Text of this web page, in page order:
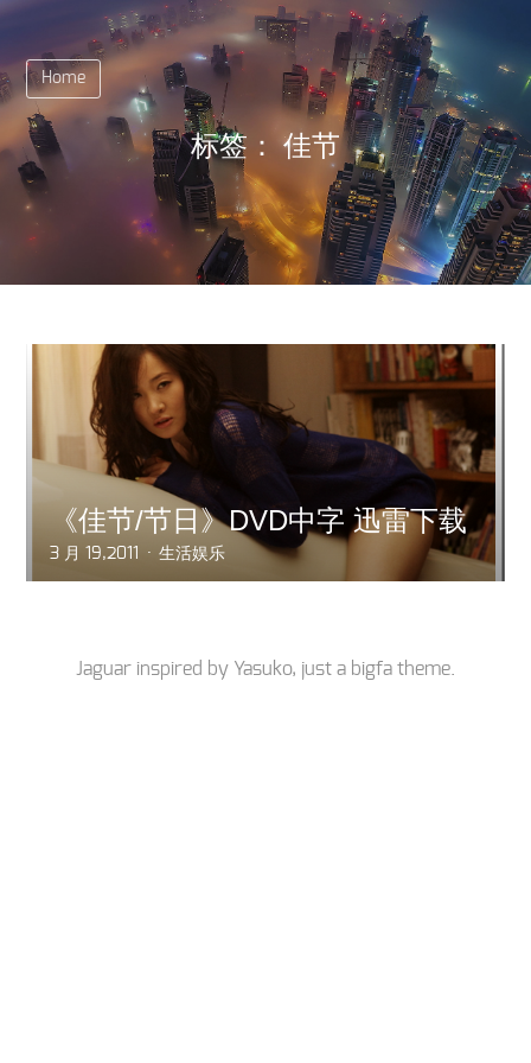
Home
标签：佳节
《佳节/节日》DVD中字 迅雷下载
3 月 19,2011 生活娱乐
Jaguar inspired by Yasuko, just a bigfa theme.